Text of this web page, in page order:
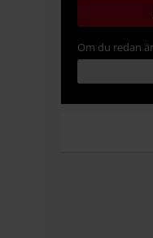
Om du redan